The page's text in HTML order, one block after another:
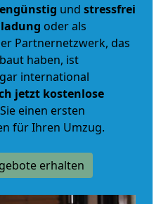
und stressfrei
oder als
Partnernetzwerk, das
haben, ist
international
jetzt kostenlose
einen ersten
für Ihren Umzug.
erhalten